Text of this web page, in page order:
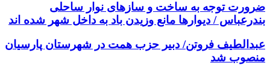
ضرورت توجه به ساخت و سازهای نوار ساحلی
بندرعباس / دیوارها مانع وزیدن باد به داخل شهر شده اند
عبدالطیف فروتن/ دبیر حزب همت در شهرستان پارسیان
منصوب شد